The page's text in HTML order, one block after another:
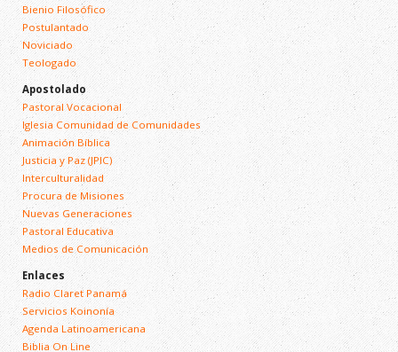
Bienio Filosófico
Postulantado
Noviciado
Teologado
Apostolado
Pastoral Vocacional
Iglesia Comunidad de Comunidades
Animación Bíblica
Justicia y Paz (JPIC)
Interculturalidad
Procura de Misiones
Nuevas Generaciones
Pastoral Educativa
Medios de Comunicación
Enlaces
Radio Claret Panamá
Servicios Koinonía
Agenda Latinoamericana
Biblia On Line